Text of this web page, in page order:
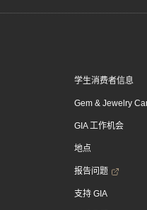
学生消费者信息
Gem & Jewelry
GIA 工作机会
地点
报告问题
支持 GIA